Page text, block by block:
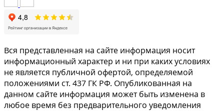
Вся представленная на сайте информация носит
информационный характер и ни при каких условиях
не является публичной офертой, определяемой
положениями ст. 437 ГК РФ. Опубликованная на
данном сайте информация может быть изменена в
любое время без предварительного уведомления